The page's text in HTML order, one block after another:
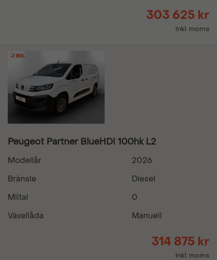
303 625 kr
Inkl. moms
Peugeot Partner BlueHDi 100hk L2
Modellår
2026
Bränsle
Diesel
Miltal
0
Växellåda
Manuell
314 875 kr
Inkl. moms